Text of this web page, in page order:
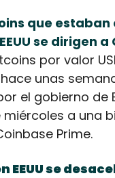
que estaban
se dirigen a
por valor
unas
el gobierno de
miércoles a una
Prime.
EEUU se